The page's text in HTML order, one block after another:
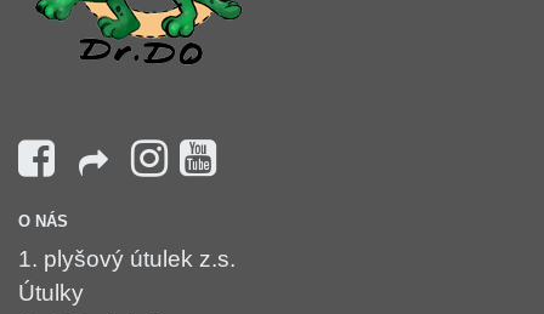
O NÁS
1. plyšový útulek z.s.
Útulky